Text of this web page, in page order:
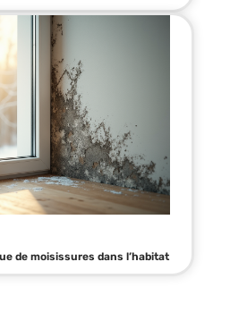
de moisissures dans l’habitat